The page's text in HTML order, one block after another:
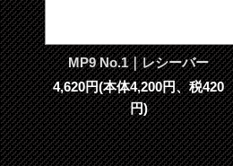
MP9 No.1｜レシーバー
4,620円(本体4,200円、税420
円)